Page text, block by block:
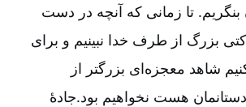
بنگریم. تا زمانی که آنچه در دست
بزرگ از طرف خدا نبینیم و برای
شاهد معجزه‌ای بزرگتر از
هست نخواهیم بود.جادۀ